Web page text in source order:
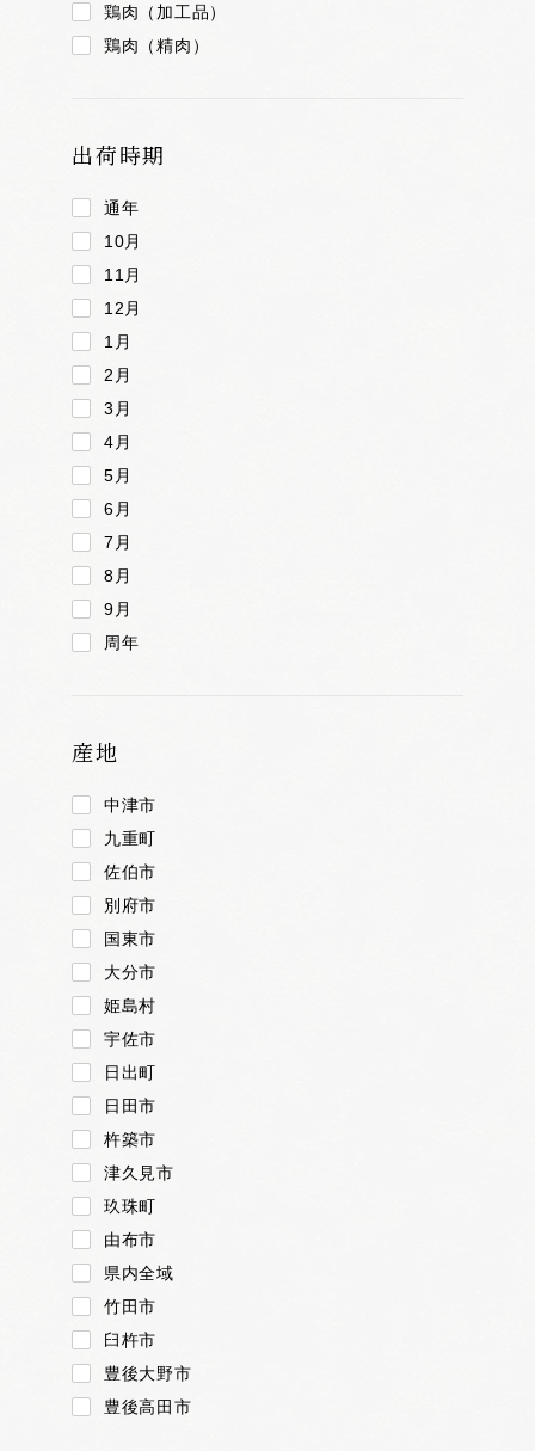
鶏肉（加工品）
鶏肉（精肉）
出荷時期
通年
10月
11月
12月
1月
2月
3月
4月
5月
6月
7月
8月
9月
周年
産地
中津市
九重町
佐伯市
別府市
国東市
大分市
姫島村
宇佐市
日出町
日田市
杵築市
津久見市
玖珠町
由布市
県内全域
竹田市
臼杵市
豊後大野市
豊後高田市